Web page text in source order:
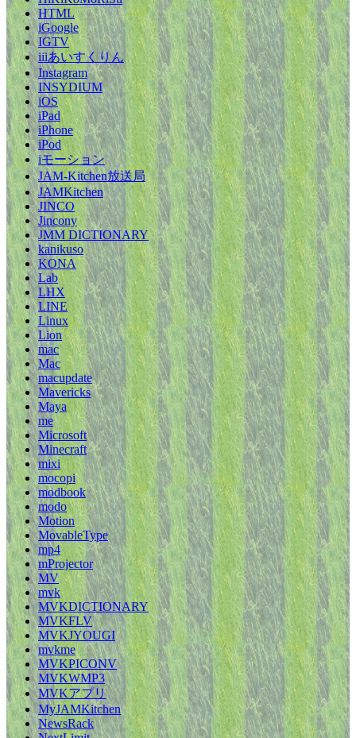
HTML
iGoogle
IGTV
iiiあいすくりん
Instagram
INSYDIUM
iOS
iPad
iPhone
iPod
iモーション
JAM-Kitchen放送局
JAMKitchen
JINCO
Jincony
JMM DICTIONARY
kanikuso
KONA
Lab
LHX
LINE
Linux
Lion
mac
Mac
macupdate
Mavericks
Maya
me
Microsoft
Minecraft
mixi
mocopi
modbook
modo
Motion
MovableType
mp4
mProjector
MV
mvk
MVKDICTIONARY
MVKFLV
MVKJYOUGI
mvkme
MVKPICONV
MVKWMP3
MVKアプリ
MyJAMKitchen
NewsRack